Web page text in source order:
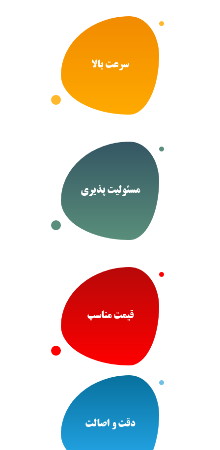
سرعت بالا
مسئولیت پذیری
قیمت مناسب
دقت و اصالت